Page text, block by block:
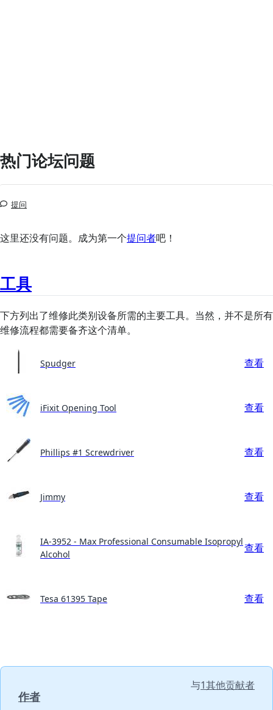
热门论坛问题
提问
这里还没有问题。成为第一个提问者吧！
工具
下方列出了维修此类别设备所需的主要工具。当然，并不是所有
维修流程都需要备齐这个清单。
Spudger 查看
iFixit Opening Tool 查看
Phillips #1 Screwdriver 查看
Jimmy 查看
IA-3952 - Max Professional Consumable Isopropyl
Alcohol
查看
Tesa 61395 Tape 查看
作者
与1其他贡献者